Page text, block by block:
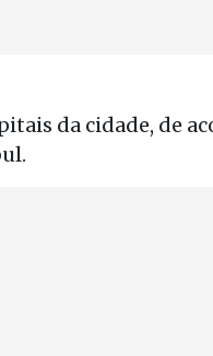
da cidade, de